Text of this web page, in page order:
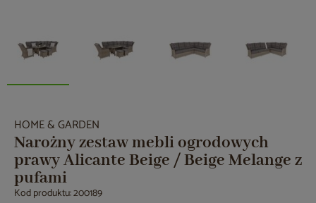
HOME & GARDEN
Narożny zestaw mebli ogrodowych
prawy Alicante Beige / Beige Melange z
pufami
Kod produktu: 200189